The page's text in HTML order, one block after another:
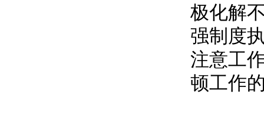
极化解
强制度
注意工
顿工作